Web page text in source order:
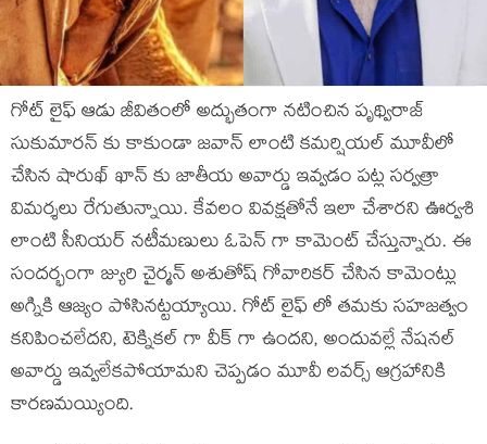
గోట్ లైఫ్ ఆడు జీవితంలో అద్భుతంగా నటించిన పృథ్విరాజ్
సుకుమారన్ కు కాకుండా జవాన్ లాంటి కమర్షియల్ మూవీలో
చేసిన షారుఖ్ ఖాన్ కు జాతీయ అవార్డు ఇవ్వడం పట్ల సర్వత్రా
విమర్శలు రేగుతున్నాయి. కేవలం వివక్షతోనే ఇలా చేశారని ఊర్వశి
లాంటి సీనియర్ నటీమణులు ఓపెన్ గా కామెంట్ చేస్తున్నారు. ఈ
సందర్భంగా జ్యురి చైర్మన్ అశుతోష్ గోవారికర్ చేసిన కామెంట్లు
అగ్నికి ఆజ్యం పోసినట్టయ్యాయి. గోట్ లైఫ్ లో తమకు సహజత్వం
కనిపించలేదని, టెక్నికల్ గా వీక్ గా ఉందని, అందువల్లే నేషనల్
అవార్డు ఇవ్వలేకపోయామని చెప్పడం మూవీ లవర్స్ ఆగ్రహానికి
కారణమయ్యింది.